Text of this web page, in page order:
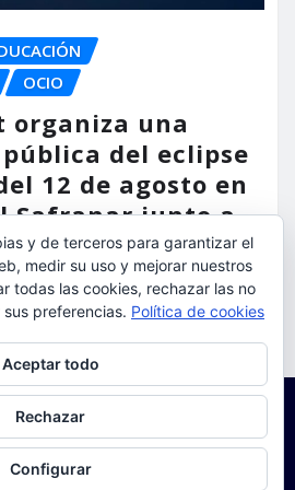
OCIO
organiza una
del eclipse
12 de agosto en
Safranar junto a
Ago 5, 2026
y de terceros para garantizar el
medir su uso y mejorar nuestros
todas las cookies, rechazar las no
preferencias. Política de cookies
Aceptar todo
Rechazar
Configurar
incluido cómo gestionar las cookies,